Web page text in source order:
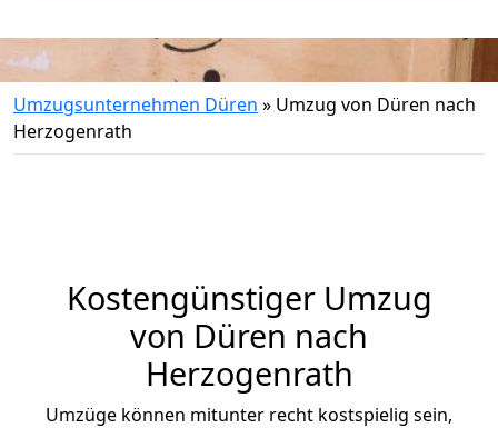
Umzugsunternehmen Düren » Umzug von Düren nach
Herzogenrath
Kostengünstiger Umzug
von Düren nach
Herzogenrath
Umzüge können mitunter recht kostspielig sein,